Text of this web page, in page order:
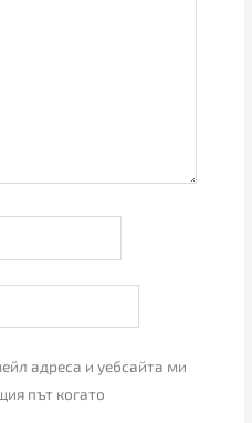
адреса и уебсайта ми
път когато